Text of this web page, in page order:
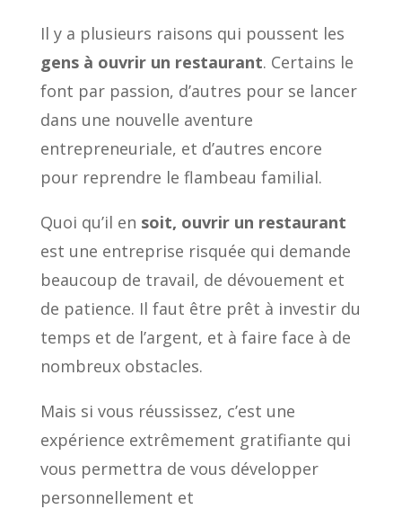
Il y a plusieurs raisons qui poussent les
gens à ouvrir un restaurant. Certains le
font par passion, d’autres pour se lancer
dans une nouvelle aventure
entrepreneuriale, et d’autres encore
pour reprendre le flambeau familial.
Quoi qu’il en soit, ouvrir un restaurant
est une entreprise risquée qui demande
beaucoup de travail, de dévouement et
de patience. Il faut être prêt à investir du
temps et de l’argent, et à faire face à de
nombreux obstacles.
Mais si vous réussissez, c’est une
expérience extrêmement gratifiante qui
vous permettra de vous développer
personnellement et